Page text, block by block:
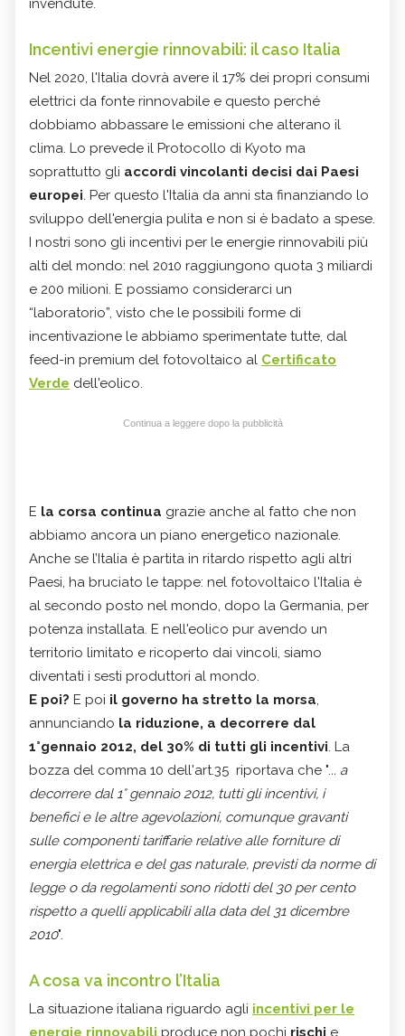
invendute.
Incentivi energie rinnovabili: il caso Italia
Nel 2020, l'Italia dovrà avere il 17% dei propri consumi
elettrici da fonte rinnovabile e questo perché
dobbiamo abbassare le emissioni che alterano il
clima. Lo prevede il Protocollo di Kyoto ma
soprattutto gli accordi vincolanti decisi dai Paesi
europei. Per questo l'Italia da anni sta finanziando lo
sviluppo dell'energia pulita e non si è badato a spese.
I nostri sono gli incentivi per le energie rinnovabili più
alti del mondo: nel 2010 raggiungono quota 3 miliardi
e 200 milioni. E possiamo considerarci un
“laboratorio”, visto che le possibili forme di
incentivazione le abbiamo sperimentate tutte, dal
feed-in premium del fotovoltaico al Certificato
Verde dell'eolico.
Continua a leggere dopo la pubblicità
E la corsa continua grazie anche al fatto che non
abbiamo ancora un piano energetico nazionale.
Anche se l’Italia è partita in ritardo rispetto agli altri
Paesi, ha bruciato le tappe: nel fotovoltaico l'Italia è
al secondo posto nel mondo, dopo la Germania, per
potenza installata. E nell'eolico pur avendo un
territorio limitato e ricoperto dai vincoli, siamo
diventati i sesti produttori al mondo.
E poi? E poi il governo ha stretto la morsa,
annunciando la riduzione, a decorrere dal
1°gennaio 2012, del 30% di tutti gli incentivi. La
bozza del comma 10 dell'art.35 riportava che "... a
decorrere dal 1° gennaio 2012, tutti gli incentivi, i
benefici e le altre agevolazioni, comunque gravanti
sulle componenti tariffarie relative alle forniture di
energia elettrica e del gas naturale, previsti da norme di
legge o da regolamenti sono ridotti del 30 per cento
rispetto a quelli applicabili alla data del 31 dicembre
2010".
A cosa va incontro l’Italia
La situazione italiana riguardo agli incentivi per le
energie rinnovabili produce non pochi rischi e